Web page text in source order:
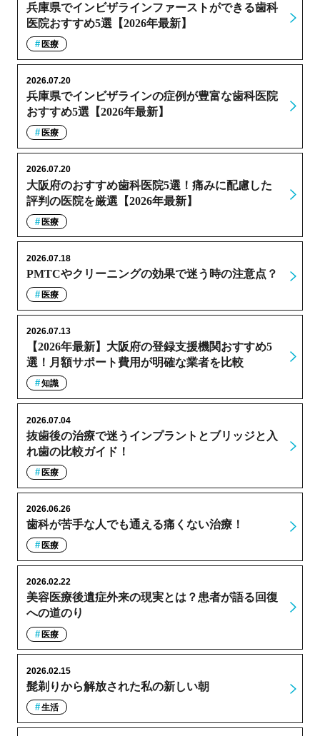
兵庫県でインビザラインファーストができる歯科
医院おすすめ5選【2026年最新】
医療
兵庫県でインビザラインの症例が豊富な歯科医院
おすすめ5選【2026年最新】
2026.07.20
医療
大阪府のおすすめ歯科医院5選！痛みに配慮した
評判の医院を厳選【2026年最新】
2026.07.20
医療
PMTCやクリーニングの効果で迷う時の注意点？
2026.07.18
医療
【2026年最新】大阪府の登録支援機関おすすめ5
選！月額サポート費用が明確な業者を比較
2026.07.13
知識
抜歯後の治療で迷うインプラントとブリッジと入
れ歯の比較ガイド！
2026.07.04
医療
歯科が苦手な人でも通える痛くない治療！
2026.06.26
医療
美容医療後遺症外来の現実とは？患者が語る回復
への道のり
2026.02.22
医療
髭剃りから解放された私の新しい朝
2026.02.15
生活